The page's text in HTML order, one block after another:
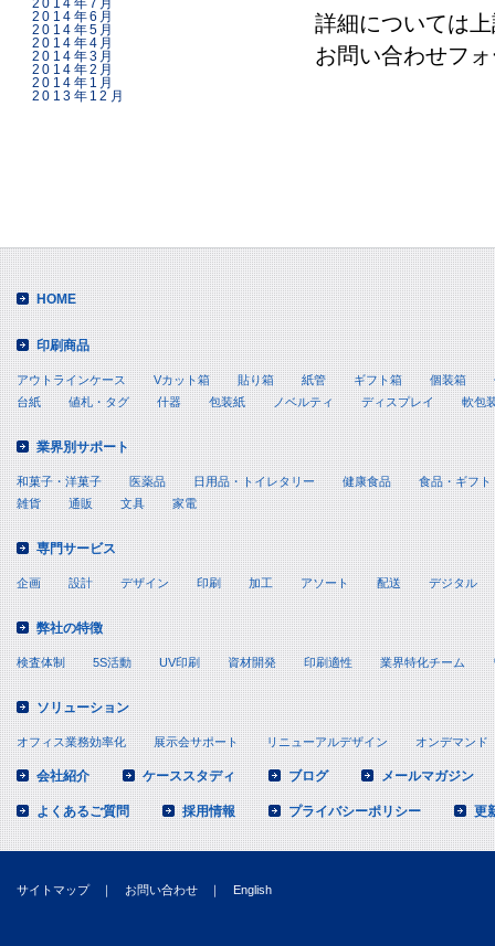
2014年7月
2014年6月
2014年5月
2014年4月
2014年3月
2014年2月
2014年1月
2013年12月
詳細については
お問い合わせフ
HOME
印刷商品
アウトラインケース Vカット箱 貼り箱 紙管 ギフト箱 個装箱
台紙
値札・タグ 什器 包装紙 ノベルティ ディスプレイ 軟包
業界別サポート
和菓子・洋菓子 医薬品 日用品・トイレタリー 健康食品
食品・ギフト
雑貨
通販 文具 家電
専門サービス
企画 設計 デザイン 印刷 加工 アソート 配送 デジタル
弊社の特徴
検査体制 5S活動 UV印刷 資材開発 印刷適性 業界特化チーム
ソリューション
オフィス業務効率化 展示会サポート リニューアルデザイン オンデマンド
会社紹介 ケーススタディ ブログ メールマガジン
よくあるご質問 採用情報 プライバシーポリシー 更
サイトマップ ｜ お問い合わせ ｜ English